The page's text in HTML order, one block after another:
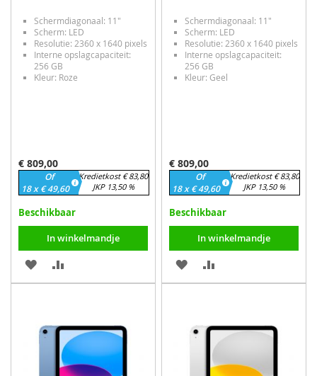
Schermdiagonaal: 11"
Scherm: LED
Resolutie: 2360 x 1640 pixels
Interne opslagcapaciteit:
256 GB
Kleur: Roze
€ 809,00
Of
18 x € 49,60
Kredietkost € 83,80
JKP 13,50 %
Beschikbaar
In winkelmandje
VOEG
TOE
VERLANGLIJST
OM
VERGELIJKEN
Schermdiagonaal: 11"
Scherm: LED
Resolutie: 2360 x 1640 pixels
Interne opslagcapaciteit:
256 GB
Kleur: Geel
€ 809,00
Of
18 x € 49,60
Kredietkost € 83,80
JKP 13,50 %
Beschikbaar
In winkelmandje
VOEG
TOE
VERLANGLIJST
OM
VERGELIJKEN